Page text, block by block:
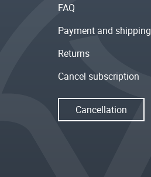
FAQ
Payment and shipping
Returns
Cancel subscription
Cancellation